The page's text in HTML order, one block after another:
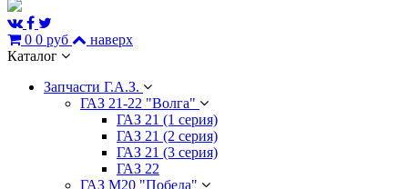
0 0 руб
наверх
Каталог
Запчасти Г.А.З.
ГАЗ 21-22 "Волга"
ГАЗ 21 (1 серия)
ГАЗ 21 (2 серия)
ГАЗ 21 (3 серия)
ГАЗ 22
ГАЗ М20 "Победа"